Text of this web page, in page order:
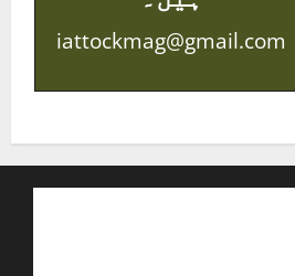
iattockmag@gmail.com